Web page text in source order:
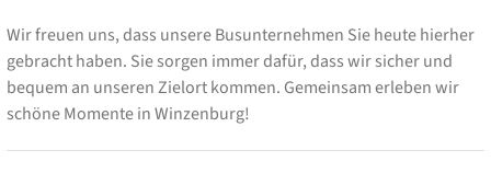
Wir freuen uns, dass unsere Busunternehmen Sie heute hierher
gebracht haben. Sie sorgen immer dafür, dass wir sicher und
bequem an unseren Zielort kommen. Gemeinsam erleben wir
schöne Momente in Winzenburg!